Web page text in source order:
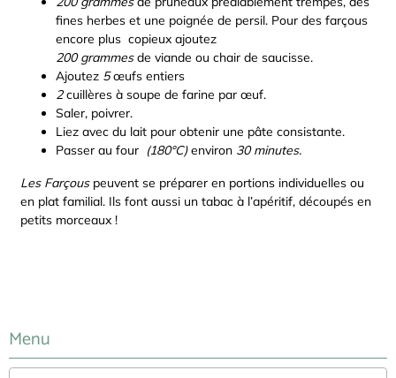
fines herbes et une poignée de persil. Pour des farçous
encore plus copieux ajoutez
200 grammesde viande ou chair de saucisse.
Ajoutez 5œufs entiers
2cuillères à soupe de farine par œuf.
Saler, poivrer.
Liez avec du lait pour obtenir une pâte consistante.
Passer au four (180°C)environ 30 minutes.
Les Farçouspeuvent se préparer en portions individuelles ou
en plat familial. Ils font aussi un tabac à l’apéritif, découpés en
petits morceaux !
Menu